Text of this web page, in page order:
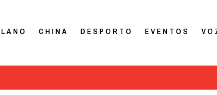
CHINA DESPORTO EVENTOS